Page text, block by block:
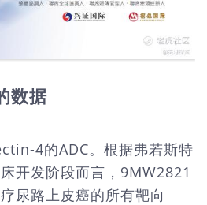
数据
4的ADC。根据弗若斯特
开发阶段而言，9MW2821
尿路上皮癌的所有靶向